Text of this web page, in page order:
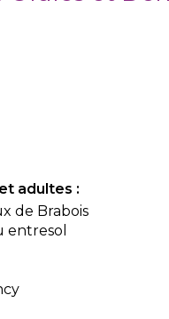
adultes :
de Brabois
entresol